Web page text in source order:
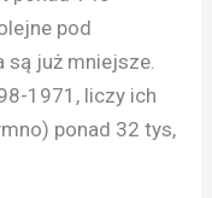
pod
już mniejsze.
1971, liczy ich
ponad 32 tys,